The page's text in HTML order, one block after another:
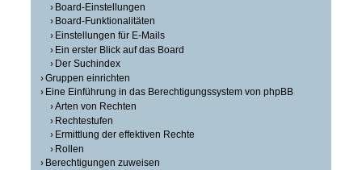
Board-Einstellungen
Board-Funktionalitäten
Einstellungen für E-Mails
Ein erster Blick auf das Board
Der Suchindex
Gruppen einrichten
Eine Einführung in das Berechtigungssystem von phpBB
Arten von Rechten
Rechtestufen
Ermittlung der effektiven Rechte
Rollen
Berechtigungen zuweisen